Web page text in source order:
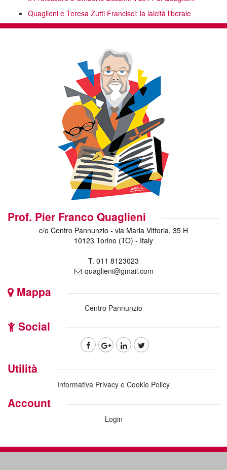
Quaglieni e Teresa Zutti Francisci: la laicità liberale
Prof. Pier Franco Quaglieni
c/o Centro Pannunzio - via Maria Vittoria, 35 H
10123 Torino (TO) - Italy
T. 011 8123023
quaglieni@gmail.com
Mappa
Centro Pannunzio
Social
Utilità
Informativa Privacy e Cookie Policy
Account
Login